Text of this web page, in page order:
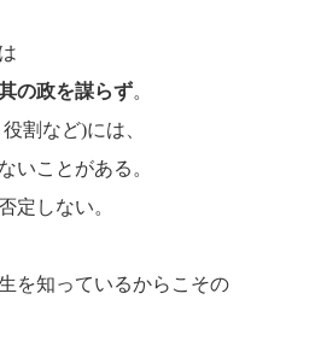
の政を謀らず。
割など)には、
いことがある。
定しない。
を知っているからこその